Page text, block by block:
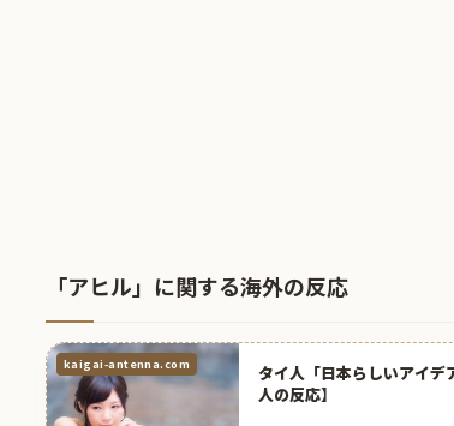
「アヒル」に関する海外の反応
kaigai-antenna.com
タイ人「日本らしいアイデ
人の反応】